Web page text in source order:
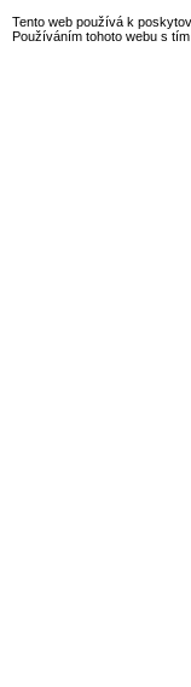
Tento web používá k
Používáním tohoto webu s tím